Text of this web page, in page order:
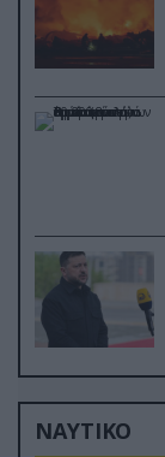
ΝΑΥΤΙΚΟ